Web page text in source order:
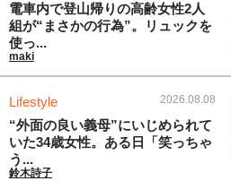
電車内で登山帰りの高齢女性2人
組が“まさかの行為”。リュックを
使っ...
maki
Lifestyle 2026.08.08
“外面の良い義母”にいじめられて
いた34歳女性。ある日「笑っちゃ
う...
鈴木詩子